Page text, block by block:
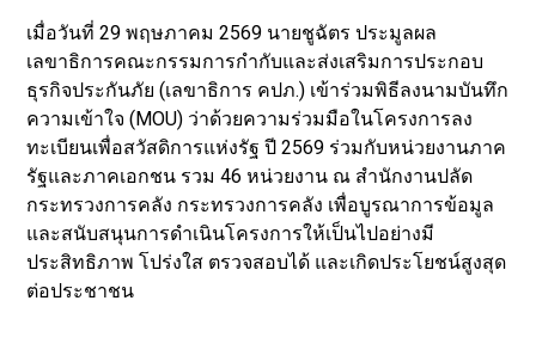
เมื่อวันที่ 29 พฤษภาคม 2569 นายชูฉัตร ประมูลผล
เลขาธิการคณะกรรมการกำกับและส่งเสริมการประกอบ
ธุรกิจประกันภัย (เลขาธิการ คปภ.) เข้าร่วมพิธีลงนามบันทึก
ความเข้าใจ (MOU) ว่าด้วยความร่วมมือในโครงการลง
ทะเบียนเพื่อสวัสดิการแห่งรัฐ ปี 2569 ร่วมกับหน่วยงานภาค
รัฐและภาคเอกชน รวม 46 หน่วยงาน ณ สำนักงานปลัด
กระทรวงการคลัง กระทรวงการคลัง เพื่อบูรณาการข้อมูล
และสนับสนุนการดำเนินโครงการให้เป็นไปอย่างมี
ประสิทธิภาพ โปร่งใส ตรวจสอบได้ และเกิดประโยชน์สูงสุด
ต่อประชาชน